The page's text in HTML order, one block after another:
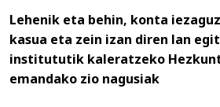
Lehenik eta behin, konta
kasua eta zein izan diren lan
institututik kaleratzeko
emandako zio nagusiak